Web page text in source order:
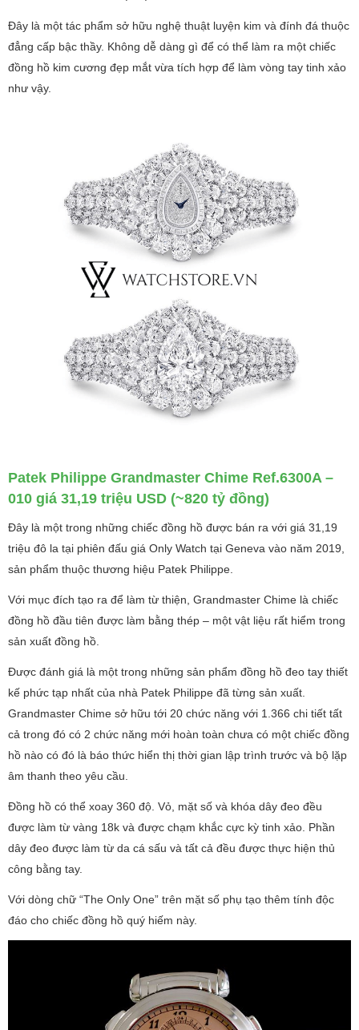
Đây là một tác phẩm sở hữu nghệ thuật luyện kim và đính đá thuộc
đẳng cấp bậc thầy. Không dễ dàng gì để có thể làm ra một chiếc
đồng hồ kim cương đẹp mắt vừa tích hợp để làm vòng tay tinh xảo
như vậy.
Patek Philippe Grandmaster Chime Ref.6300A –
010 giá 31,19 triệu USD (~820 tỷ đồng)
Đây là một trong những chiếc đồng hồ được bán ra với giá 31,19
triệu đô la tại phiên đấu giá Only Watch tại Geneva vào năm 2019,
sản phẩm thuộc thương hiệu Patek Philippe.
Với mục đích tạo ra để làm từ thiện, Grandmaster Chime là chiếc
đồng hồ đầu tiên được làm bằng thép – một vật liệu rất hiểm trong
sản xuất đồng hồ.
Được đánh giá là một trong những sản phẩm đồng hồ đeo tay thiết
kế phức tạp nhất của nhà Patek Philippe đã từng sản xuất.
Grandmaster Chime sở hữu tới 20 chức năng với 1.366 chi tiết tất
cả trong đó có 2 chức năng mới hoàn toàn chưa có một chiếc đồng
hồ nào có đó là báo thức hiển thị thời gian lập trình trước và bộ lặp
âm thanh theo yêu cầu.
Đồng hồ có thể xoay 360 độ. Vỏ, mặt số và khóa dây đeo đều
được làm từ vàng 18k và được chạm khắc cực kỳ tinh xảo. Phần
dây đeo được làm từ da cá sấu và tất cả đều được thực hiện thủ
công bằng tay.
Với dòng chữ “The Only One” trên mặt số phụ tạo thêm tính độc
đáo cho chiếc đồng hồ quý hiếm này.